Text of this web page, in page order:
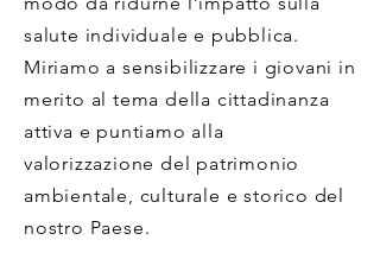
salute individuale e pubblica.
Miriamo a sensibilizzare i giovani in
merito al tema della cittadinanza
attiva e puntiamo alla
valorizzazione del patrimonio
ambientale, culturale e storico del
nostro Paese.